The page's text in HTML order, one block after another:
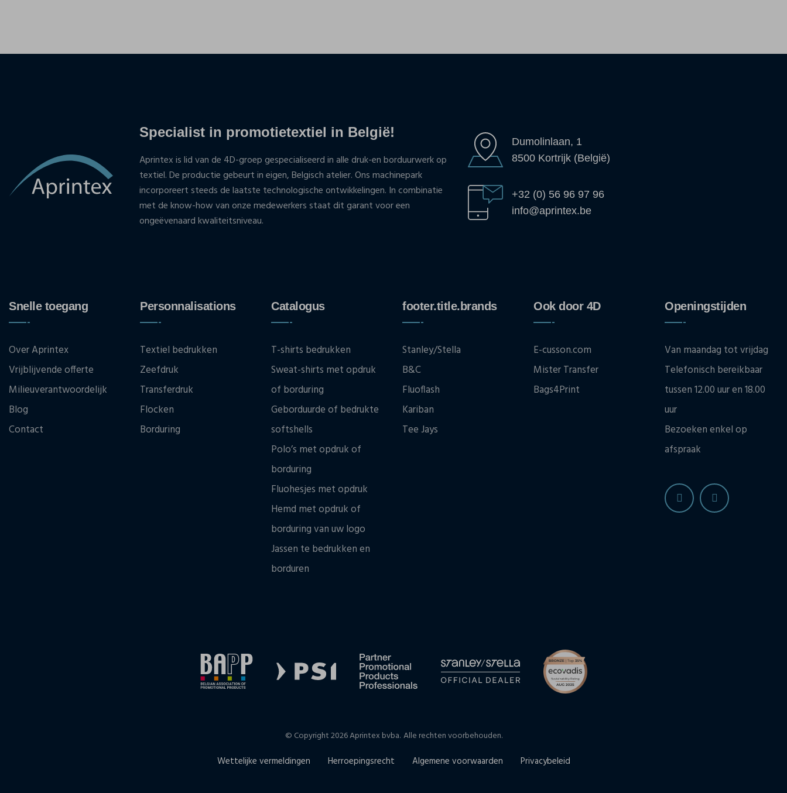
Specialist in promotietextiel in België!
Aprintex is lid van de 4D-groep gespecialiseerd in alle druk-en borduurwerk op
textiel. De productie gebeurt in eigen, Belgisch atelier. Ons machinepark
incorporeert steeds de laatste technologische ontwikkelingen. In combinatie
met de know-how van onze medewerkers staat dit garant voor een
ongeëvenaard kwaliteitsniveau.
Dumolinlaan, 1
8500 Kortrijk (België)
+32 (0) 56 96 97 96
info@aprintex.be
Snelle toegang
Over Aprintex
Vrijblijvende offerte
Milieuverantwoordelijk
Blog
Contact
Personnalisations
Textiel bedrukken
Zeefdruk
Transferdruk
Flocken
Borduring
Catalogus
T-shirts bedrukken
Sweat-shirts met opdruk
of borduring
Geborduurde of bedrukte
softshells
Polo’s met opdruk of
borduring
Fluohesjes met opdruk
Hemd met opdruk of
borduring van uw logo
Jassen te bedrukken en
borduren
footer.title.brands
Stanley/Stella
B&C
Fluoflash
Kariban
Tee Jays
Ook door 4D
E-cusson.com
Mister Transfer
Bags4Print
Openingstijden
Van maandag tot vrijdag
Telefonisch bereikbaar
tussen 12.00 uur en 18.00
uur
Bezoeken enkel op
afspraak
© Copyright 2026 Aprintex bvba. Alle rechten voorbehouden.
Wettelijke vermeldingen Herroepingsrecht Algemene voorwaarden Privacybeleid